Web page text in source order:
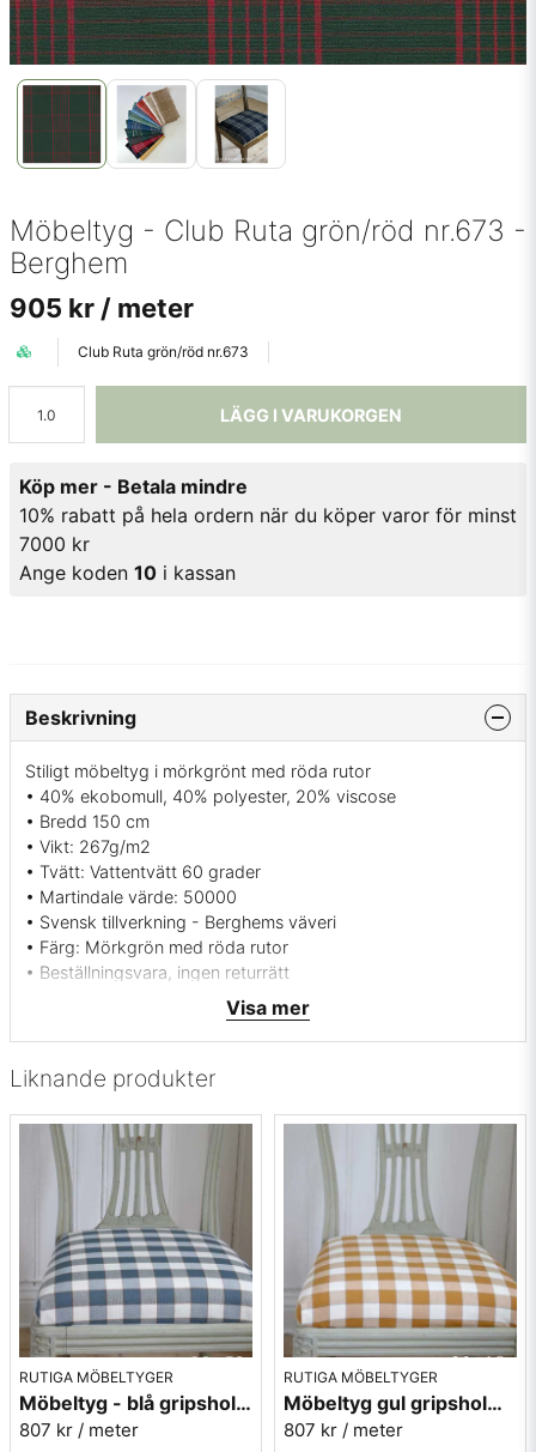
Möbeltyg - Club Ruta grön/röd nr.673 -
Berghem
905 kr / meter
Club Ruta grön/röd nr.673
LÄGG I VARUKORGEN
Köp mer - Betala mindre
10% rabatt på hela ordern när du köper varor för minst
7000 kr
Ange koden 10 i kassan
Liknande produkter
RUTIGA MÖBELTYGER
Möbeltyg - blå gripsholmsruta - Ekeby nr.50
807 kr / meter
RUTIGA MÖBELTYGER
Möbeltyg gul gripsholmsruta - Ekeby nr.10
807 kr / meter
Beskrivning
Stiligt möbeltyg i mörkgrönt med röda rutor
• 40% ekobomull, 40% polyester, 20% viscose
• Bredd 150 cm
• Vikt: 267g/m2
• Tvätt: Vattentvätt 60 grader
• Martindale värde: 50000
• Svensk tillverkning - Berghems väveri
• Färg: Mörkgrön med röda rutor
• Beställningsvara, ingen returrätt
• Mönsterbild: längsgående
• Rapportbredd: 10,2 cm
Vill du ha ett tygprov? maila mig på
Visa mer